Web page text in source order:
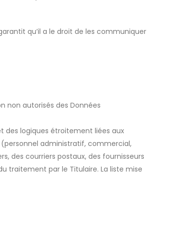
qu’il a le droit de les communiquer
non autorisés des Données
des logiques étroitement liées aux
(personnel administratif, commercial,
des courriers postaux, des fournisseurs
traitement par le Titulaire. La liste mise